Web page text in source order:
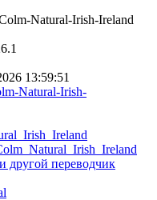
Natural-Irish-Ireland
13:59:51
Natural-Irish-
другой переводчик